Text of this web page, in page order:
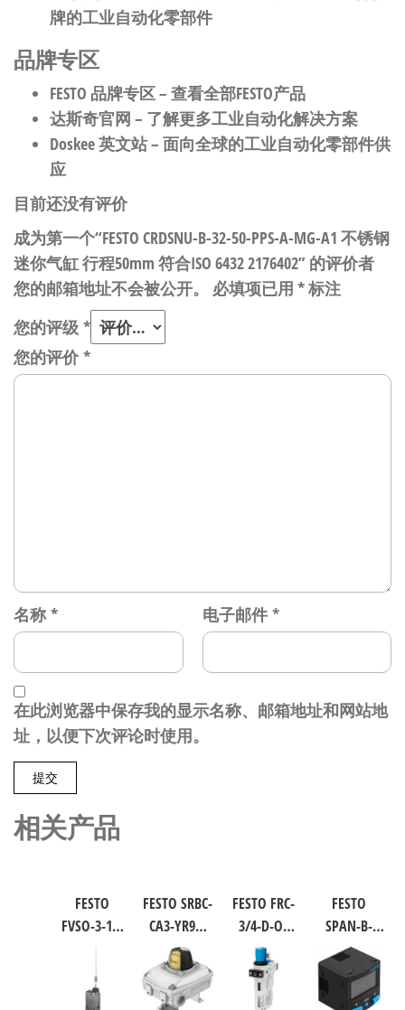
牌的工业自动化零部件
品牌专区
FESTO 品牌专区– 查看全部FESTO产品
达斯奇官网 – 了解更多工业自动化解决方案
Doskee 英文站– 面向全球的工业自动化零部件供
应
目前还没有评价
成为第一个“FESTO CRDSNU-B-32-50-PPS-A-MG-A1 不锈钢
迷你气缸 行程50mm 符合ISO 6432 2176402” 的评价者
您的邮箱地址不会被公开。
必填项已用 *标注
您的评级 *
您的评价*
名称 * 电子邮件 *
在此浏览器中保存我的显示名称、邮箱地址和网站地
址，以便下次评论时使用。
相关产品
FESTO
FVSO-3-1/8
化零部件
规格3 3877
FESTO SRBC-
CA3-YR90-
MW-1-1WG-
C2-EX6 工业
自动化零
FESTO FRC-
3/4-D-O-
MAXI 过滤
减压阀润
滑器组合
FESTO
SPAN-B-
B11R-Q4-
PN-L1+2.5S
传感器/连